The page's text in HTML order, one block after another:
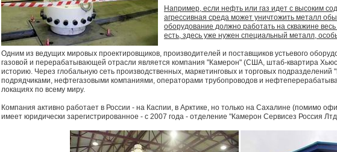
Например, если нефть или газ идет с высоким
агрессивная среда может уничтожить металл
оборудование должно работать на скважине
есть, здесь уже нужен специальный металл,
Одним из ведущих мировых проектировщиков, производителей и поставщиков устьевого
газовой и перерабатывающей отрасли является компания "Камерон" (США, штаб-квартира
историю. Через глобальную сеть производственных, маркетинговых и торговых
подрядчиками, нефтегазовыми компаниями, операторами трубопроводов и
локациях по всему миру.
Компания активно работает в России - на Каспии, в Арктике, но только на Сахалине (помимо
имеет юридически зарегистрированное - с 2007 года - отделение "Камерон Сервисез Россия